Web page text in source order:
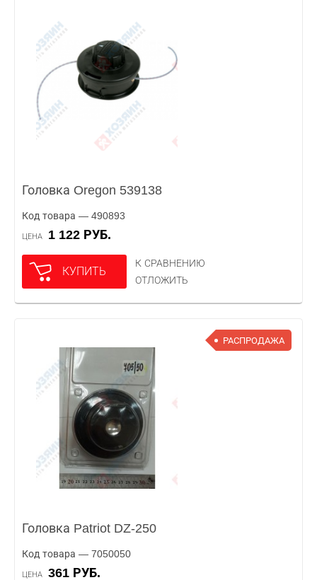
Головка Oregon 539138
Код товара — 490893
ЦЕНА 1 122 РУБ.
КУПИТЬ
К СРАВНЕНИЮ
ОТЛОЖИТЬ
РАСПРОДАЖА
Головка Patriot DZ-250
Код товара — 7050050
ЦЕНА 361 РУБ.